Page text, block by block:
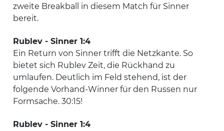
zweite Breakball in diesem Match für Sinner
bereit.
Rublev - Sinner 1:4
Ein Return von Sinner trifft die Netzkante. So
bietet sich Rublev Zeit, die Rückhand zu
umlaufen. Deutlich im Feld stehend, ist der
folgende Vorhand-Winner für den Russen nur
Formsache. 30:15!
Rublev - Sinner 1:4